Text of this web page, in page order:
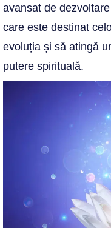
avansat de
care este destinat
evoluția și să atingă
putere spirituală.